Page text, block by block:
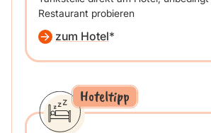
Restaurant probieren
zum Hotel
Hoteltipp